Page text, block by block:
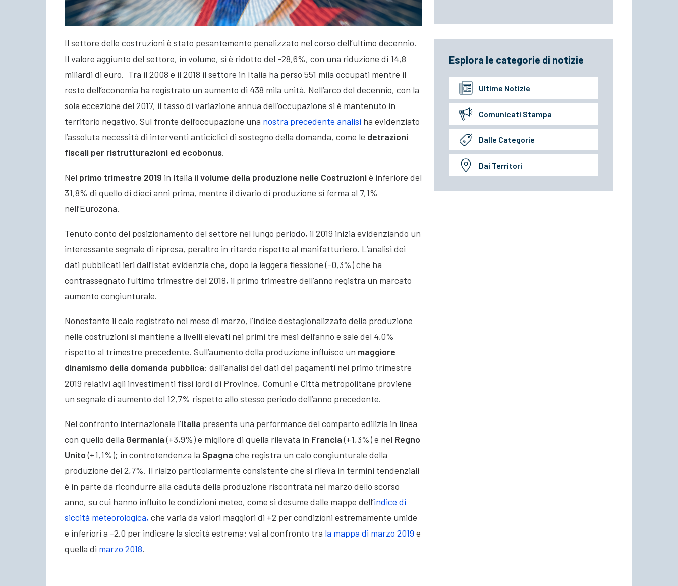
Il settore delle costruzioni è stato pesantemente penalizzato nel corso dell’ultimo decennio.
Il valore aggiunto del settore, in volume, si è ridotto del -28,6%, con una riduzione di 14,8
miliardi di euro. Tra il 2008 e il 2018 il settore in Italia ha perso 551 mila occupati mentre il
resto dell’economia ha registrato un aumento di 438 mila unità. Nell’arco del decennio, con la
sola eccezione del 2017, il tasso di variazione annua dell’occupazione si è mantenuto in
territorio negativo. Sul fronte dell’occupazione una nostra precedente analisi ha evidenziato
l’assoluta necessità di interventi anticiclici di sostegno della domanda, come le detrazioni
fiscali per ristrutturazioni ed ecobonus.
Nel primo trimestre 2019 in Italia il volume della produzione nelle Costruzioni è inferiore del
31,8% di quello di dieci anni prima, mentre il divario di produzione si ferma al 7,1%
nell’Eurozona.
Tenuto conto del posizionamento del settore nel lungo periodo, il 2019 inizia evidenziando un
interessante segnale di ripresa, peraltro in ritardo rispetto al manifatturiero. L’analisi dei
dati pubblicati ieri dall’Istat evidenzia che, dopo la leggera flessione (-0,3%) che ha
contrassegnato l’ultimo trimestre del 2018, il primo trimestre dell’anno registra un marcato
aumento congiunturale.
Nonostante il calo registrato nel mese di marzo, l’indice destagionalizzato della produzione
nelle costruzioni si mantiene a livelli elevati nei primi tre mesi dell’anno e sale del 4,0%
rispetto al trimestre precedente. Sull’aumento della produzione influisce un maggiore
dinamismo della domanda pubblica: dall’analisi dei dati dei pagamenti nel primo trimestre
2019 relativi agli investimenti fissi lordi di Province, Comuni e Città metropolitane proviene
un segnale di aumento del 12,7% rispetto allo stesso periodo dell’anno precedente.
Nel confronto internazionale l’Italia presenta una performance del comparto edilizia in linea
con quello della Germania(+3,9%) e migliore di quella rilevata in Francia(+1,3%) e nel Regno
Unito(+1,1%); in controtendenza la Spagna che registra un calo congiunturale della
produzione del 2,7%. Il rialzo particolarmente consistente che si rileva in termini tendenziali
è in parte da ricondurre alla caduta della produzione riscontrata nel marzo dello scorso
anno, su cui hanno influito le condizioni meteo, come si desume dalle mappe dell’indice di
siccità meteorologica, che varia da valori maggiori di +2 per condizioni estremamente umide
e inferiori a -2.0 per indicare la siccità estrema: vai al confronto tra la mappa di marzo 2019 e
quella di marzo 2018.
Esplora le categorie di notizie
Ultime Notizie
Comunicati Stampa
Dalle Categorie
Dai Territori